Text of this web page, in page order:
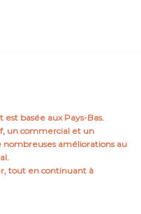
basée aux Pays-Bas.
un commercial et un
améliorations au
tout en continuant à